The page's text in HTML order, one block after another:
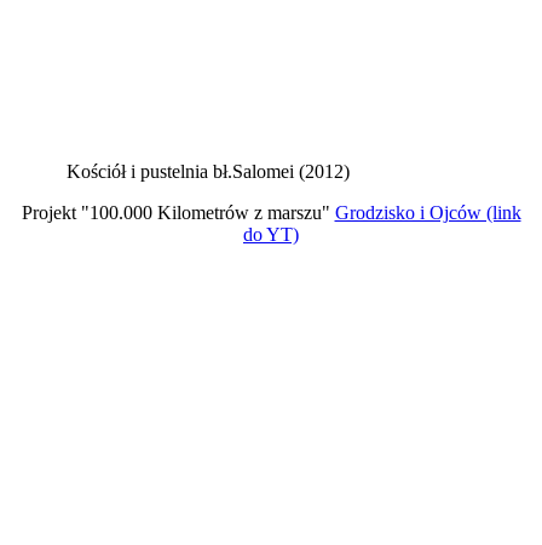
Kościół i pustelnia bł.Salomei (2012)
Projekt "100.000 Kilometrów z marszu" Grodzisko i Ojców (link
do YT)